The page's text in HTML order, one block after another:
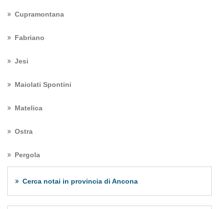
Cupramontana
Fabriano
Jesi
Maiolati Spontini
Matelica
Ostra
Pergola
Cerca notai in provincia di Ancona